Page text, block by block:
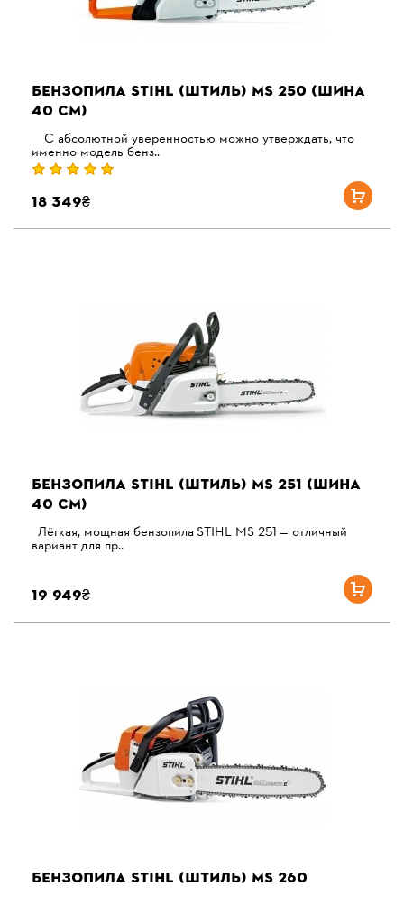
БЕНЗОПИЛА STIHL (ШТИЛЬ) MS 250 (ШИНА
40 СМ)
С абсолютной уверенностью можно утверждать, что
именно модель бенз..
18 349₴
БЕНЗОПИЛА STIHL (ШТИЛЬ) MS 251 (ШИНА
40 СМ)
Лёгкая, мощная бензопила STIHL MS 251 — отличный
вариант для пр..
19 949₴
БЕНЗОПИЛА STIHL (ШТИЛЬ) MS 260